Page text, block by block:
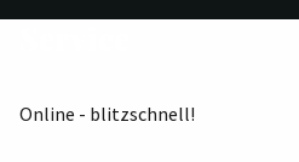
Online - blitzschnell!